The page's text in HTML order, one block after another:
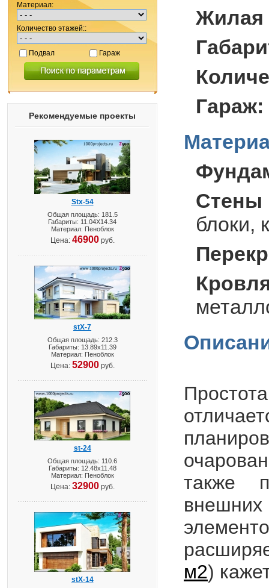
Материал:
Количество этажей::
Подвал Гараж
Рекомендуемые проекты
Stx-54
Общая площадь: 181.5
Габариты: 11.04X14.34
Материал: Пеноблок
Цена: 46900руб.
stX-7
Общая площадь: 212.3
Габариты: 13.89х11.39
Материал: Пеноблок
Цена: 52900руб.
st-24
Общая площадь: 110.6
Габариты: 12.48х11.48
Материал: Пеноблок
Цена: 32900руб.
stX-14
Жилая
Гараж:
Стены
блоки,
также
внешних
м2)